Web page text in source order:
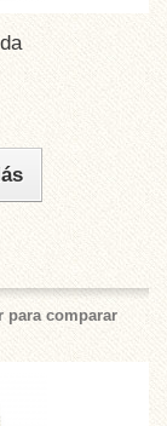
para comparar